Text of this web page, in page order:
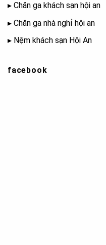
▸ Chăn ga khách sạn hội an
▸ Chăn ga nhà nghỉ hội an
▸ Nệm khách sạn Hội An
facebook